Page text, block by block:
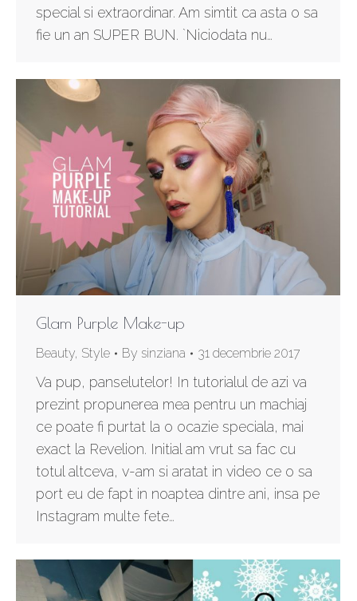
special si extraordinar. Am simtit ca asta o sa
fie un an SUPER BUN. `Niciodata nu…
Glam Purple Make-up
Beauty, Style By sinziana 31 decembrie 2017
Va pup, panselutelor! In tutorialul de azi va
prezint propunerea mea pentru un machiaj
ce poate fi purtat la o ocazie speciala, mai
exact la Revelion. Initial am vrut sa fac cu
totul altceva, v-am si aratat in video ce o sa
port eu de fapt in noaptea dintre ani, insa pe
Instagram multe fete…